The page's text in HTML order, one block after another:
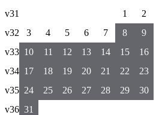
v31
1
2
v32
3 4 5 6 7 8
9
v33 10 11 12 13 14 15
16
v34 17 18 19 20 21 22
23
v35 24 25 26 27 28 29
30
v36 31